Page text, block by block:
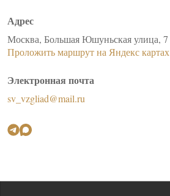
Адрес
Москва, Большая Юшуньская улица, 7
Проложить маршрут на Яндекс картах
Электронная почта
sv_vzgliad@mail.ru